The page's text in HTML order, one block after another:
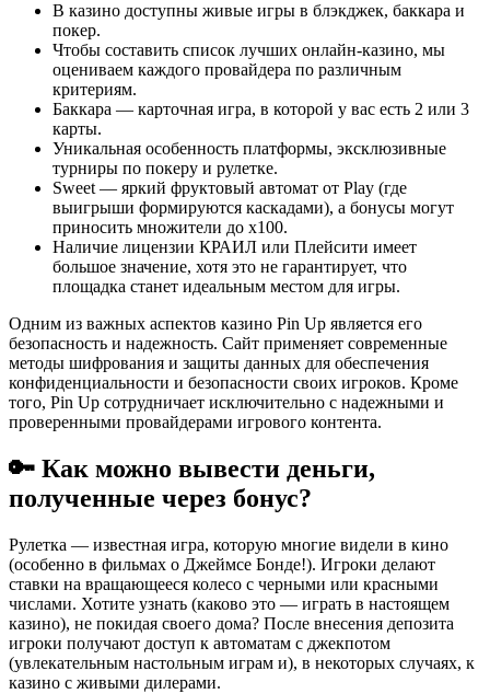
В казино доступны живые игры в блэкджек, баккара и
покер.
Чтобы составить список лучших онлайн-казино, мы
оцениваем каждого провайдера по различным
критериям.
Баккара — карточная игра, в которой у вас есть 2 или 3
карты.
Уникальная особенность платформы, эксклюзивные
турниры по покеру и рулетке.
Sweet — яркий фруктовый автомат от Play (где
выигрыши формируются каскадами), а бонусы могут
приносить множители до x100.
Наличие лицензии КРАИЛ или Плейсити имеет
большое значение, хотя это не гарантирует, что
площадка станет идеальным местом для игры.
Одним из важных аспектов казино Pin Up является его
безопасность и надежность. Сайт применяет современные
методы шифрования и защиты данных для обеспечения
конфиденциальности и безопасности своих игроков. Кроме
того, Pin Up сотрудничает исключительно с надежными и
проверенными провайдерами игрового контента.
🔑 Как можно вывести деньги,
полученные через бонус?
Рулетка — известная игра, которую многие видели в кино
(особенно в фильмах о Джеймсе Бонде!). Игроки делают
ставки на вращающееся колесо с черными или красными
числами. Хотите узнать (каково это — играть в настоящем
казино), не покидая своего дома? После внесения депозита
игроки получают доступ к автоматам с джекпотом
(увлекательным настольным играм и), в некоторых случаях, к
казино с живыми дилерами.